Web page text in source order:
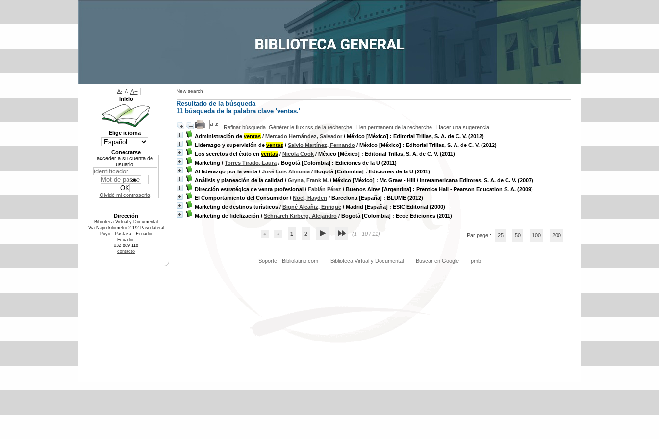
New search
Resultado de la búsqueda
11 búsqueda de la palabra clave 'ventas.'
Refinar búsqueda Générer le flux rss de la recherche Lien permanent de la recherche
Hacer una sugerencia
Administración de ventas / Mercado Hernández, Salvador / México [México] : Editorial Trillas, S. A. de C. V. (2012)
Liderazgo y supervisión de ventas / Salvio Martínez, Fernando / México [México] : Editorial Trillas, S. A. de C. V. (2012)
Los secretos del éxito en ventas / Nicola Cook / México [México] : Editorial Trillas, S. A. de C. V. (2011)
Marketing / Torres Tirado, Laura / Bogotá [Colombia] : Ediciones de la U (2011)
Al liderazgo por la venta / José Luis Almunia / Bogotá [Colombia] : Ediciones de la U (2011)
Análisis y planeación de la calidad / Gryna, Frank M. / México [México] : Mc Graw - Hill / Interamericana Editores, S. A. de C. V. (2007)
Dirección estratégica de venta profesional / Fabián Pérez / Buenos Aires [Argentina] : Prentice Hall - Pearson Education S. A. (2009)
El Comportamiento del Consumidor/ Noel, Hayden / Barcelona [España] : BLUME (2012)
Marketing de destinos turísticos / Bigné Alcañiz, Enrique / Madrid [España] : ESIC Editorial (2000)
Marketing de fidelización / Schnarch Kirberg, Alejandro / Bogotá [Colombia] : Ecoe Ediciones (2011)
1 2 (1 - 10 / 11) Par page : 25 50 100 200
Soporte - Bibliolatino.com Biblioteca Virtual y Documental Buscar en Google pmb
A- A A+
Inicio
Elige idioma
Conectarse
acceder a su cuenta de
usuario
Olvidé mi contraseña
Dirección
Biblioteca Virtual y Documental
Via Napo kilometro 2 1/2 Paso lateral
Puyo - Pastaza - Ecuador
Ecuador
032 889 118
contacto